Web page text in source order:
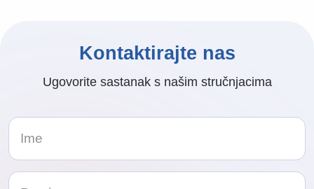
Kontaktirajte nas
Ugovorite sastanak s našim stručnjacima